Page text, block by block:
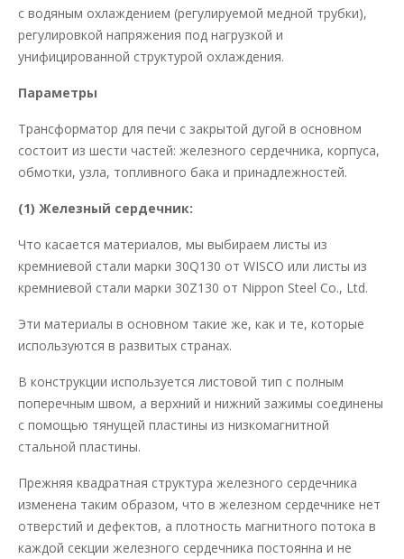
с водяным охлаждением (регулируемой медной трубки),
регулировкой напряжения под нагрузкой и
унифицированной структурой охлаждения.
Параметры
Трансформатор для печи с закрытой дугой в основном
состоит из шести частей: железного сердечника, корпуса,
обмотки, узла, топливного бака и принадлежностей.
(1) Железный сердечник:
Что касается материалов, мы выбираем листы из
кремниевой стали марки 30Q130 от WISCO или листы из
кремниевой стали марки 30Z130 от Nippon Steel Co., Ltd.
Эти материалы в основном такие же, как и те, которые
используются в развитых странах.
В конструкции используется листовой тип с полным
поперечным швом, а верхний и нижний зажимы соединены
с помощью тянущей пластины из низкомагнитной
стальной пластины.
Прежняя квадратная структура железного сердечника
изменена таким образом, что в железном сердечнике нет
отверстий и дефектов, а плотность магнитного потока в
каждой секции железного сердечника постоянна и не